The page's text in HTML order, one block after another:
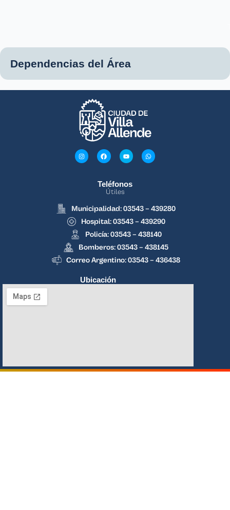
Dependencias del Área
Teléfonos
Útiles
Municipalidad: 03543 – 439280
Hospital: 03543 – 439290
Policía: 03543 – 438140
Bomberos: 03543 – 438145
Correo Argentino: 03543 – 436438
Ubicación